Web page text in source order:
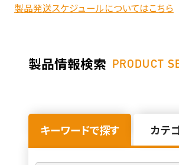
製品発送スケジュールについてはこちら
製品情報検索 PRODUCT
キーワードで探す カテ